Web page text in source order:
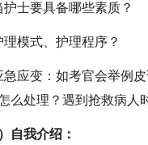
护士要具备哪些素质？
理模式、护理程序？
急应变：如考官会举例
么处理？遇到抢救病人
自我介绍：